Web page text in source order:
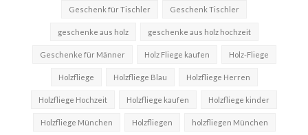
Geschenk für Tischler Geschenk Tischler
geschenke aus holz geschenke aus holz hochzeit
Geschenke für Männer Holz Fliege kaufen Holz-Fliege
Holzfliege Holzfliege Blau Holzfliege Herren
Holzfliege Hochzeit Holzfliege kaufen Holzfliege kinder
Holzfliege München Holzfliegen holzfliegen München